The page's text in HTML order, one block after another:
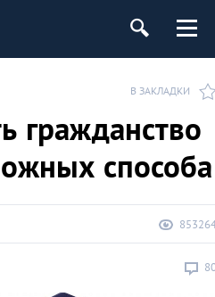
В ЗАКЛАДКИ
гражданство
способа